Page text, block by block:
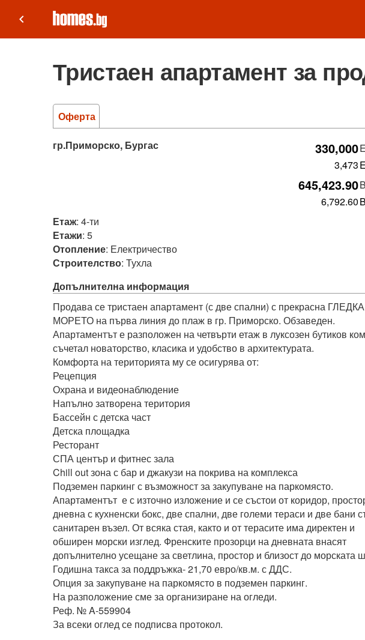
keyboard_arrow_left
Тристаен апартамент за
Оферта
гр.Приморско, Бургас 330,000
3,473
645,423.90
6,792.60
Етаж: 4-ти
Етажи: 5
Отопление: Електричество
Строителство: Тухла
Допълнителна информация
Продава се тристаен апартамент (с две спални) с прекрасна
МОРЕТО на първа линия до плаж в гр. Приморско. Обзаведен.
Апартаментът е разположен на четвърти етаж в луксозен бутиков
съчетал новаторство, класика и удобство в архитектурата.
Комфорта на територията му се осигурява от:
Рецепция
Охрана и видеонаблюдение
Напълно затворена територия
Бассейн с детска част
Детска площадка
Ресторант
СПА център и фитнес зала
Chill out зона с бар и джакузи на покрива на комплекса
Подземен паркинг с възможност за закупуване на паркомясто.
Апартаментът  е с източно изложение и се състои от коридор,
дневна с кухненски бокс, две спални, две големи тераси и две бани
санитарен възел. От всяка стая, както и от терасите има директен и
обширен морски изглед. Френските прозорци на дневната внасят
допълнително усещане за светлина, простор и близост до морската
Годишна такса за поддръжка- 21,70 евро/кв.м. с ДДС.
Опция за закупуване на паркомясто в подземен паркинг.
На разположение сме за организиране на огледи.
Реф. № A-559904
За всеки оглед се подписва протокол.